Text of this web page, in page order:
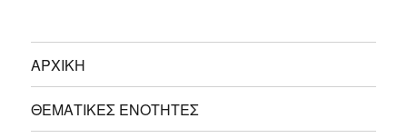
ΑΡΧΙΚΗ
ΘΕΜΑΤΙΚΕΣ ΕΝΟΤΗΤΕΣ